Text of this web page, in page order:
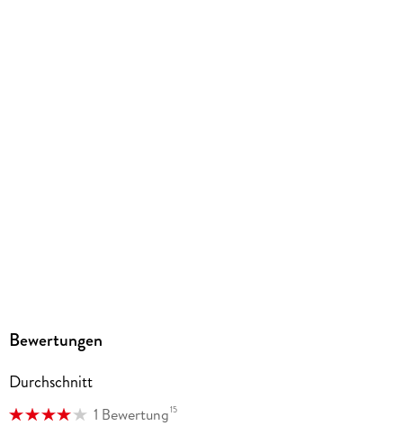
Bewertungen
Durchschnitt
1 Bewertung15